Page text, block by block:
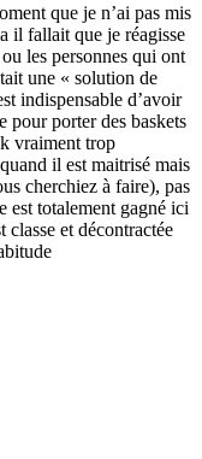
que je n’ai pas mis
il fallait que je réagisse
les personnes qui ont
une « solution de
indispensable d’avoir
pour porter des baskets
vraiment trop
il est maitrisé mais
cherchiez à faire), pas
totalement gagné ici
classe et décontractée